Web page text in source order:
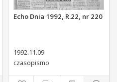
Echo Dnia 1992, R.22, nr 220
1992.11.09
czasopismo